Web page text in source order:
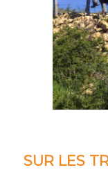
SUR LES